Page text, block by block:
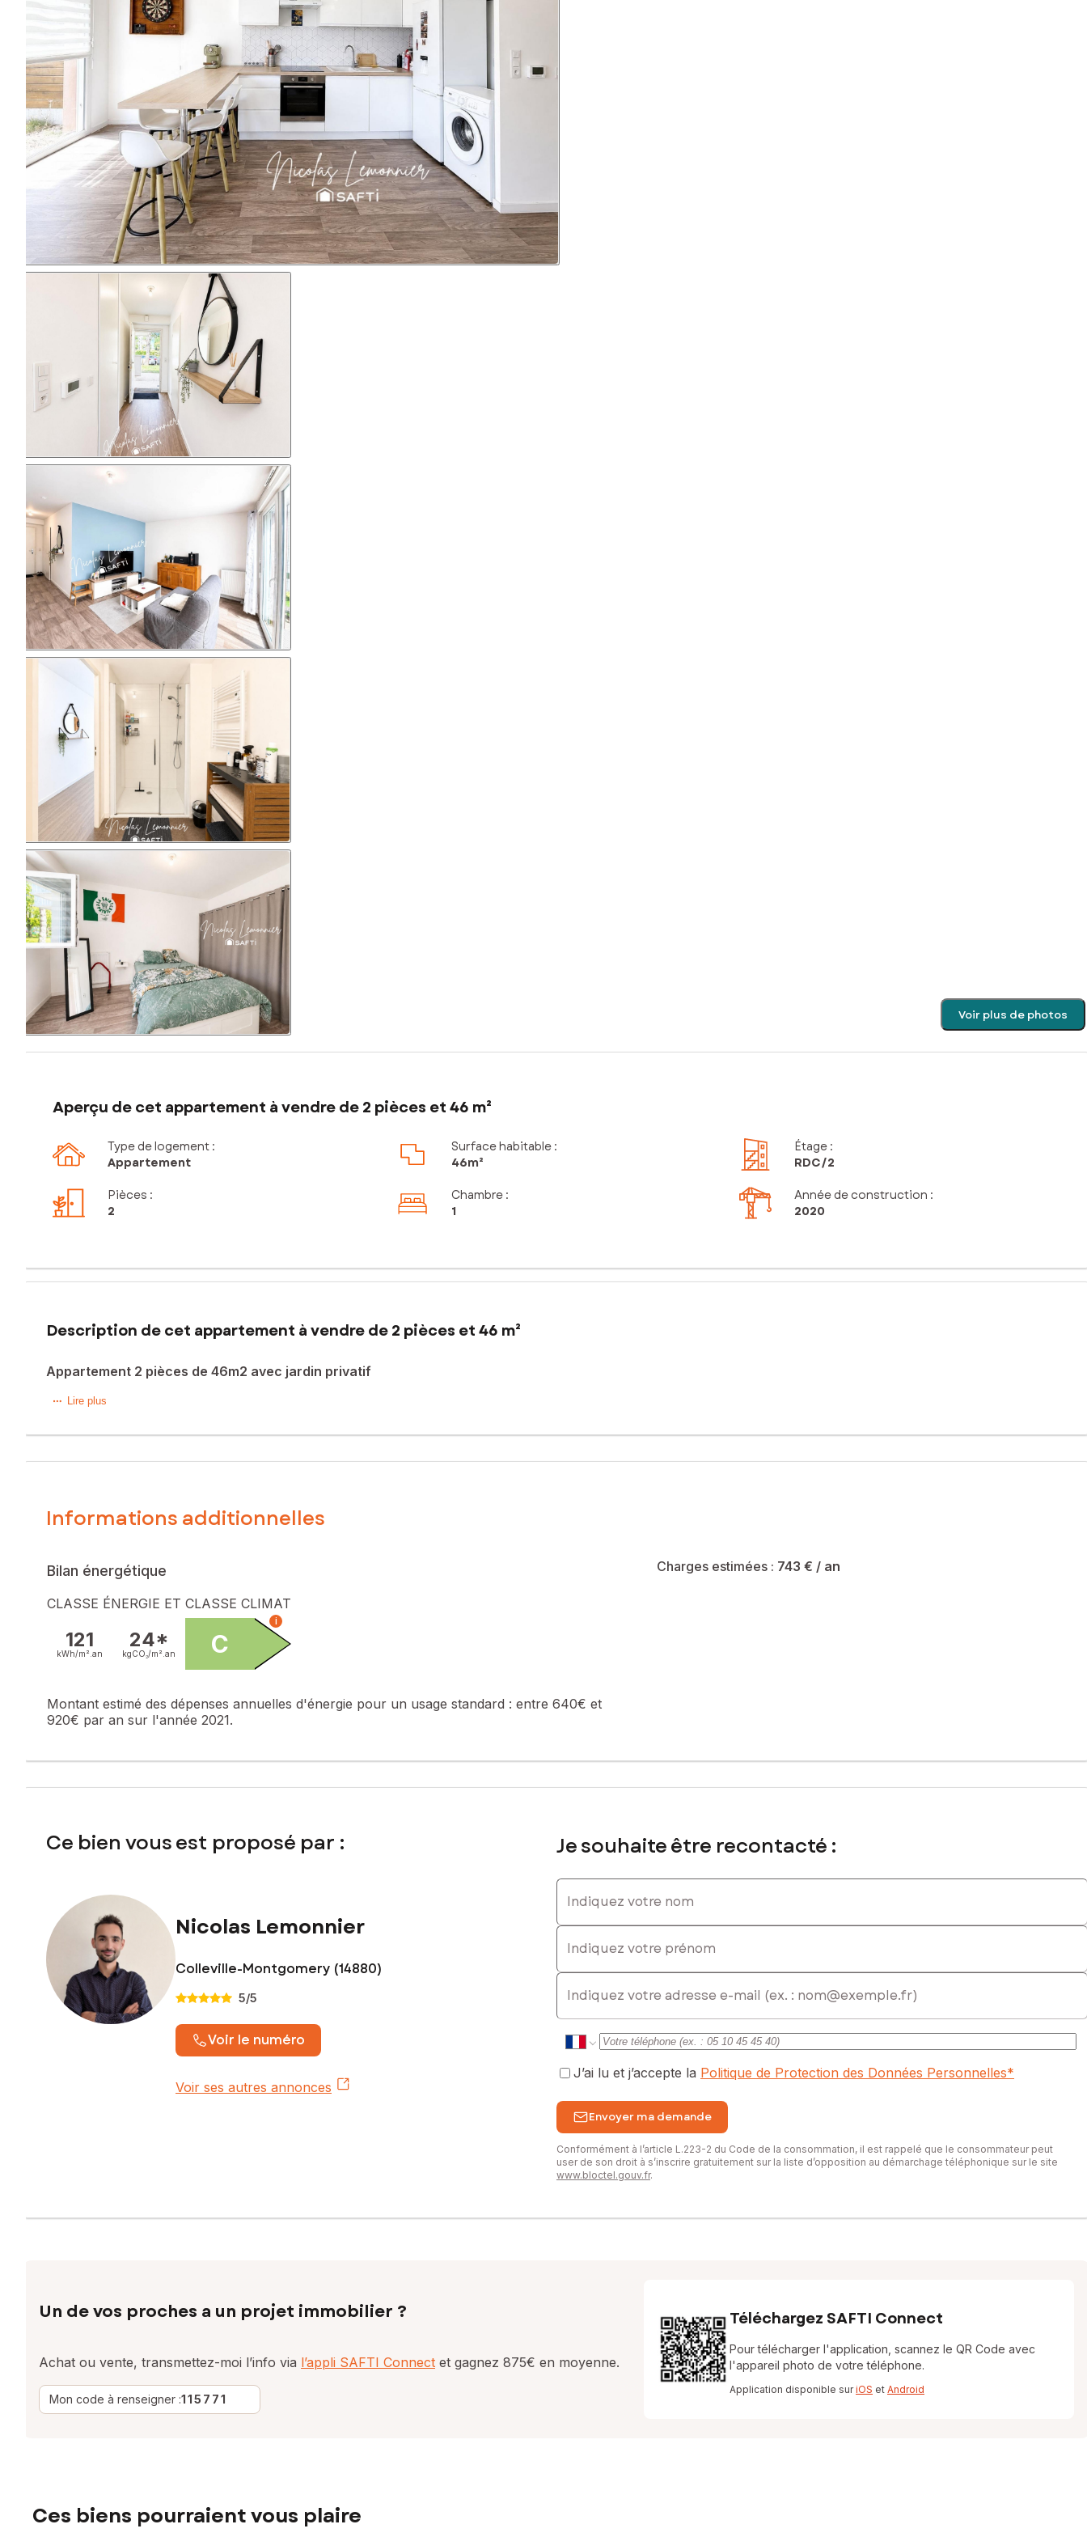
Voir plus de photos
Aperçu de cet appartement à vendre de 2 pièces et 46 m²
Type de logement :
Appartement
Surface habitable :
46m²
Étage :
RDC/2
Pièces :
2
Chambre:
1
Année de construction :
2020
Description de cet appartement à vendre de 2 pièces et 46 m²
Appartement 2 pièces de 46m2 avec jardin privatif
À seulement 10 minutes de Caen et de Ouistreham, sur la commune recherchée d' Hérouville-Saint-Clair, découvrez cet appartement d’environ 46 m² situé en rez-de-jardin au sein d’une
ouvre sur un jardin privatif d’environ 29 m², idéal pour profiter d’un espace extérieur calme et ensoleillé. Ce bien offre un cadre de vie moderne, confortable et fonctionnel, parfaitement
contrainte d’entretien. Proximité immédiate avec les commerces, transports, écoles et services essentiels.
pas l'objet d'une procédure citée à l'article L. 721-1 du code de la construction et de l'habitation).
Prix de vente : 152 500 €
Honoraires charge vendeur
Contactez votre conseiller SAFTI : Nicolas LEMONNIER, Tél. : 0788047723, E-mail : nicolas.lemonnier@safti.fr - EI - Agent commercial immatriculé au RSAC de Caen sous le numéro 989223649
Lire plus
Informations additionnelles
Bilan énergétique
CLASSE ÉNERGIE ET CLASSE CLIMAT
121
kWh/m². an
24*
kgCO₂/m². an C
i
Montant estimé des dépenses annuelles d'énergie pour un usage standard : entre 640€ et
920€ par an sur l'année 2021.
Charges estimées : 743 € / an
Ce bien vous est proposé par :
Nicolas Lemonnier
Colleville-Montgomery (14880)
5/5
Voir le numéro
Voir ses autres annonces
Je souhaite être recontacté :
Indiquez votre nom
Indiquez votre prénom
E-mail
J’ai lu et j’accepte la Politique de Protection des Données Personnelles*
Envoyer ma demande
Conformément à l’article L.223-2 du Code de la consommation, il est rappelé que le consommateur peut
user de son droit à s’inscrire gratuitement sur la liste d’opposition au démarchage téléphonique sur le site
www.bloctel.gouv.fr.
Un de vos proches a un projet immobilier ?
Achat ou vente, transmettez-moi l’info via l’appli SAFTI Connect et gagnez 875€ en moyenne.
Mon code à renseigner :115771
Téléchargez SAFTI Connect
Pour télécharger l'application, scannez le QR Code avec
l'appareil photo de votre téléphone.
Application disponible suriOS et Android
Ces biens pourraient vous plaire